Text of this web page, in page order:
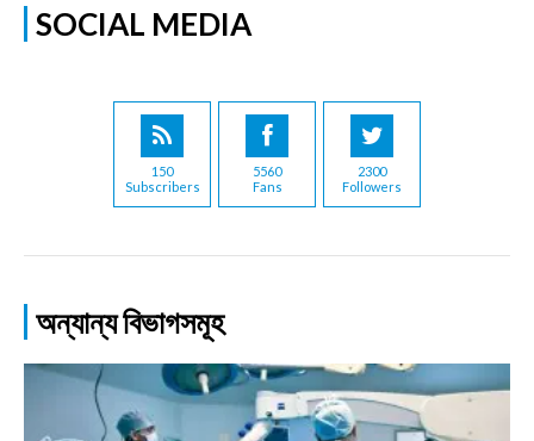
SOCIAL MEDIA
150
Subscribers
5560
Fans
2300
Followers
অন্যান্য বিভাগসমূহ